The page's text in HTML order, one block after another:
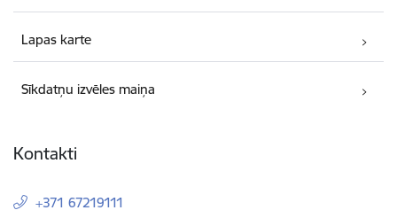
Lapas karte
Sīkdatņu izvēles maiņa
Kontakti
+371 67219111